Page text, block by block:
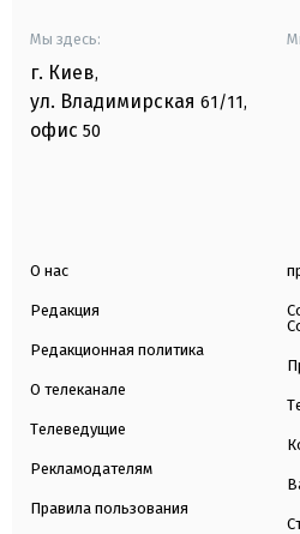
Мы здесь:
г. Киев,
ул. Владимирская 61/11,
офис 50
О нас
Редакция
Редакционная политика
О телеканале
Телеведущие
Рекламодателям
Правила пользования